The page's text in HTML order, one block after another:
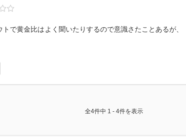
トで黄金比はよく聞いたりするので意識さたことあるが、
全4件中 1 - 4件を表示